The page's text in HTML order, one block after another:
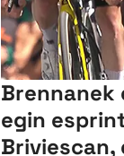
Brennanek
egin
Briviescan,